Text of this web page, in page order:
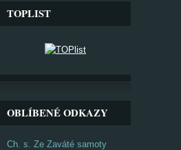
TOPLIST
OBLÍBENÉ ODKAZY
Ch. s. Ze Zaváté samoty